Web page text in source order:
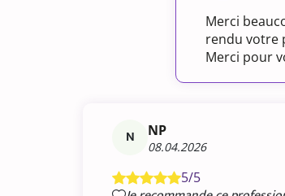
Merci
rendu votre
Merci pour
N NP
08.04.2026
5/5